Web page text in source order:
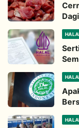
Ini